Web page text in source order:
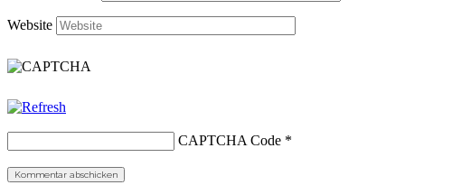
Website
CAPTCHA Code *